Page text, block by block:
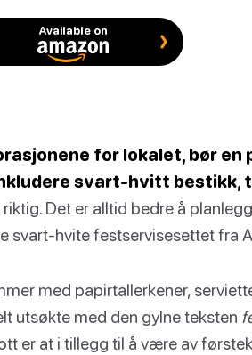
Available on
for lokalet, bør
svart-hvitt bestikk,
riktig. Det er alltid bedre å
svart-hvite festservisesettet fra
med papirtallerkener,
utsøkte med den gylne teksten
er at i tillegg til å være av